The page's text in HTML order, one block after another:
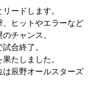
ードします。
ヒットやエラーなど
チャンス。
合終了。
たしました。
辰野オールスターズ